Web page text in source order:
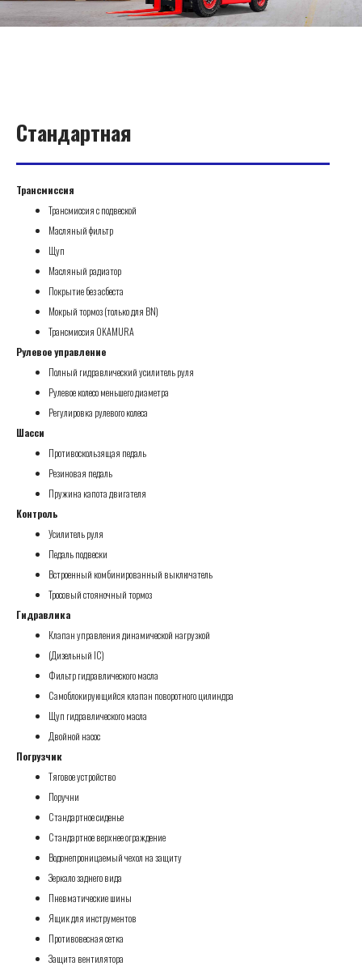
Стандартная
Трансмиссия
Трансмиссия с подвеской
Масляный фильтр
Щуп
Масляный радиатор
Покрытие без асбеста
Мокрый тормоз (только для BN)
Трансмиссия OKAMURA
Рулевое управление
Полный гидравлический усилитель руля
Рулевое колесо меньшего диаметра
Регулировка рулевого колеса
Шасси
Противоскользящая педаль
Резиновая педаль
Пружина капота двигателя
Контроль
Усилитель руля
Педаль подвески
Встроенный комбинированный выключатель
Тросовый стояночный тормоз
Гидравлика
Клапан управления динамической нагрузкой
(Дизельный IC)
Фильтр гидравлического масла
Самоблокирующийся клапан поворотного цилиндра
Щуп гидравлического масла
Двойной насос
Погрузчик
Тяговое устройство
Поручни
Стандартное сиденье
Стандартное верхнее ограждение
Водонепроницаемый чехол на защиту
Зеркало заднего вида
Пневматические шины
Ящик для инструментов
Противовесная сетка
Защита вентилятора